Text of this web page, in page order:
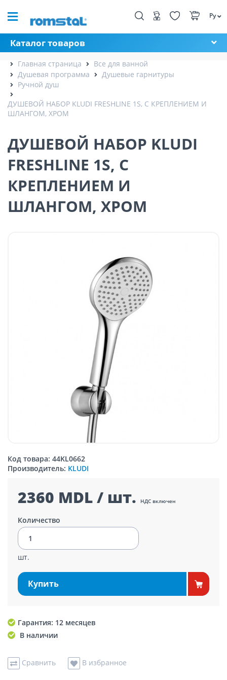
Ру
Каталог товаров
Главная страница
Все для ванной
Душевая программа
Душевые гарнитуры
Ручной душ
ДУШЕВОЙ НАБОР KLUDI FRESHLINE 1S, С КРЕПЛЕНИЕМ И
ШЛАНГОМ, ХРОМ
ДУШЕВОЙ НАБОР KLUDI
FRESHLINE 1S, С
КРЕПЛЕНИЕМ И
ШЛАНГОМ, ХРОМ
Код товара: 44KL0662
Производитель: KLUDI
2360 MDL / шт. НДС включен
Количество
шт.
Купить
Гарантия: 12 месяцев
В наличии
Сравнить В избранное